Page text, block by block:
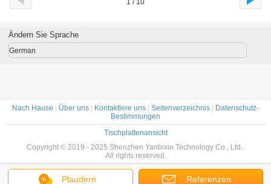
1 / 10
Plaudern Referenzen
Ändern Sie Sprache
German
Nach Hause Über uns Kontaktiere uns Seitenverzeichnis
Datenschutz-
Bestimmungen
Tischplattenansicht
Copyright © 2019 - 2025 Shenzhen Yanbixin Technology Co., Ltd..
All rights reserved.